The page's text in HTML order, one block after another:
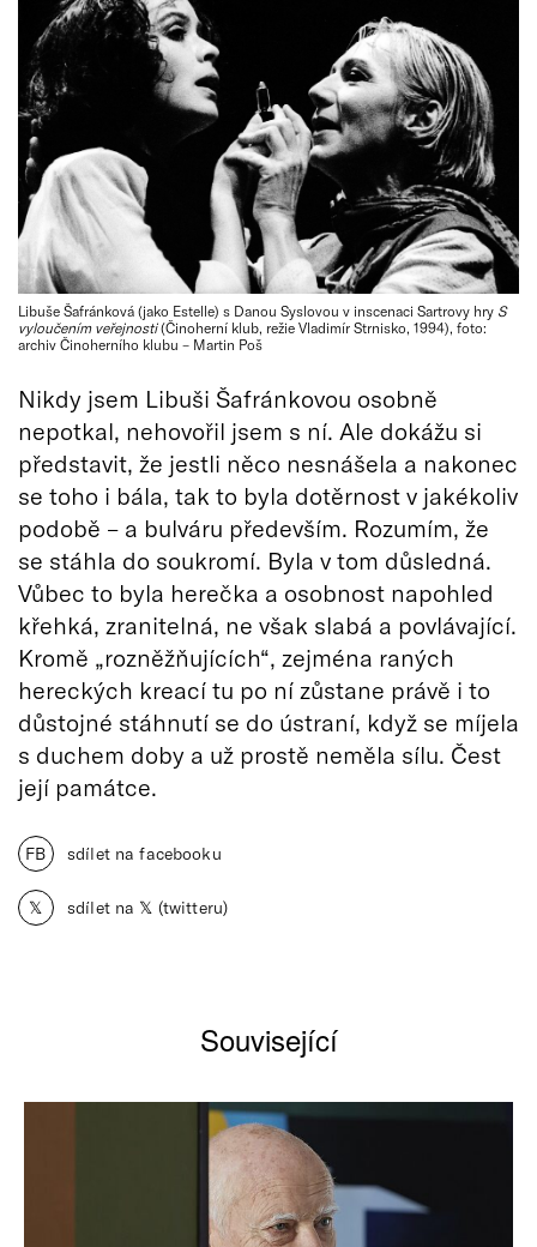
Libuše Šafránková (jako Estelle) s Danou Syslovou v inscenaci Sartrovy hry S
vyloučením veřejnosti(Činoherní klub, režie Vladimír Strnisko, 1994), foto:
archiv Činoherního klubu – Martin Poš
Nikdy jsem Libuši Šafránkovou osobně
nepotkal, nehovořil jsem s ní. Ale dokážu si
představit, že jestli něco nesnášela a nakonec
se toho i bála, tak to byla dotěrnost v jakékoliv
podobě – a bulváru především. Rozumím, že
se stáhla do soukromí. Byla v tom důsledná.
Vůbec to byla herečka a osobnost napohled
křehká, zranitelná, ne však slabá a povlávající.
Kromě „rozněžňujících“, zejména raných
hereckých kreací tu po ní zůstane právě i to
důstojné stáhnutí se do ústraní, když se míjela
s duchem doby a už prostě neměla sílu. Čest
její památce.
FB sdílet na facebooku
𝕏 sdílet na 𝕏 (twitteru)
Související